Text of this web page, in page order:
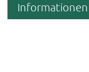
Informationen